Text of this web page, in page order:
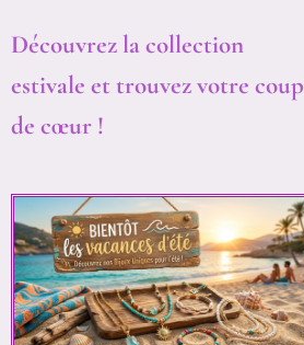
Découvrez la collection
estivale et trouvez votre coup
de cœur !